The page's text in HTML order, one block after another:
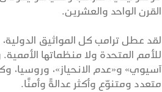
القرن الواحد والعشرين.
لقد عطل ترامب كل المواثيق
للأمم المتحدة ولا منظماتها
آسيوي» و«عدم الانحياز»، وروسيا،
متعدد ومتنوّع وأكثر عدالةً وأمنًا.